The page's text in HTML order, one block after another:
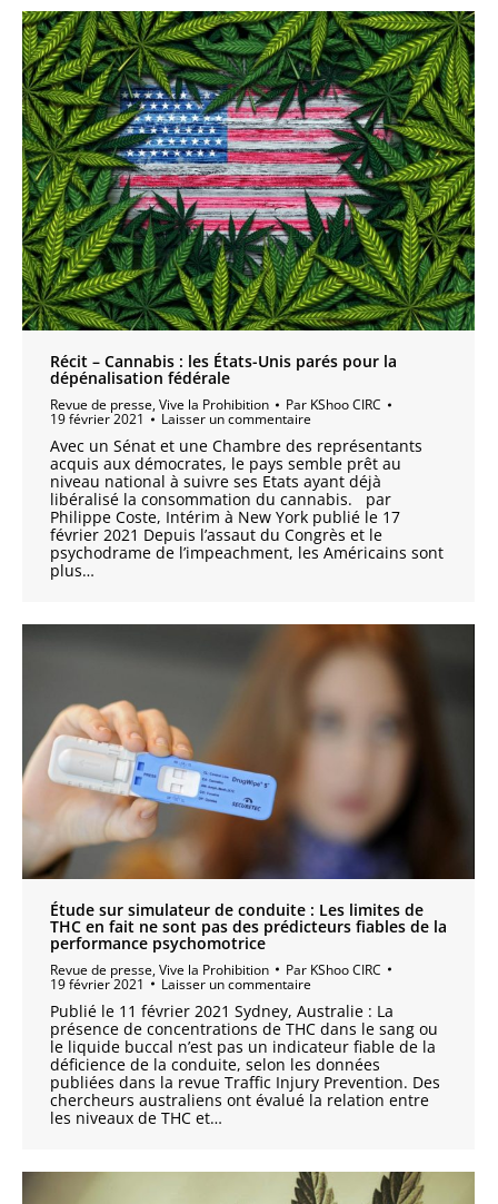
Récit – Cannabis : les États-Unis parés pour la
dépénalisation fédérale
Revue de presse,Vive la Prohibition Par KShoo CIRC
19 février 2021 Laisser un commentaire
Avec un Sénat et une Chambre des représentants
acquis aux démocrates, le pays semble prêt au
niveau national à suivre ses Etats ayant déjà
libéralisé la consommation du cannabis. par
Philippe Coste, Intérim à New York publié le 17
février 2021 Depuis l’assaut du Congrès et le
psychodrame de l’impeachment, les Américains sont
plus…
Étude sur simulateur de conduite : Les limites de
THC en fait ne sont pas des prédicteurs fiables de la
performance psychomotrice
Revue de presse,Vive la Prohibition Par KShoo CIRC
19 février 2021 Laisser un commentaire
Publié le 11 février 2021 Sydney, Australie : La
présence de concentrations de THC dans le sang ou
le liquide buccal n’est pas un indicateur fiable de la
déficience de la conduite, selon les données
publiées dans la revue Traffic Injury Prevention. Des
chercheurs australiens ont évalué la relation entre
les niveaux de THC et…